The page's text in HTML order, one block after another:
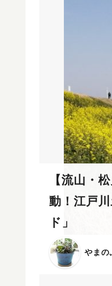
【流山・
動！江戸
ド」
やまの